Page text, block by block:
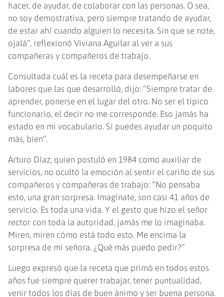
hacer, de ayudar, de colaborar con las personas. O sea,
no soy demostrativa, pero siempre tratando de ayudar,
de estar ahí cuando alguien lo necesita. Sin que se note,
ojalá”, reflexionó Viviana Aguilar al ver a sus
compañeras y compañeros de trabajo.
Consultada cuál es la receta para desempeñarse en
labores que las que desarrolló, dijo: “Siempre tratar de
aprender, ponerse en el lugar del otro. No ser el típico
funcionario, el decir no me corresponde. Eso jamás ha
estado en mi vocabulario. Si puedes ayudar un poquito
más, bien”.
Arturo Díaz, quien postuló en 1984 como auxiliar de
servicios, no ocultó la emoción al sentir el cariño de sus
compañeros y compañeras de trabajo: “No pensaba
esto, una gran sorpresa. Imagínate, son casi 41 años de
servicio. Es toda una vida. Y el gesto que hizo el señor
rector con toda la autoridad, jamás me lo imaginaba.
Miren, miren cómo está todo esto. Me encima la
sorpresa de mi señora. ¿Qué más puedo pedir?”
Luego expresó que la receta que primó en todos estos
años fue siempre querer trabajar, tener puntualidad,
venir todos los días de buen ánimo y ser buena persona.